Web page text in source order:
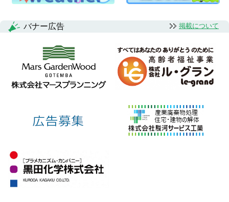
バナー広告 掲載について